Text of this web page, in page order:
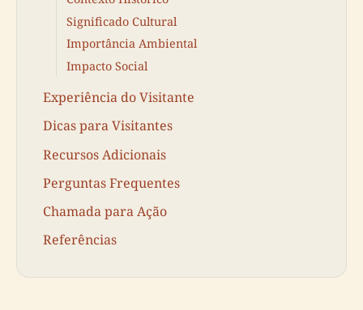
Significado Cultural
Importância Ambiental
Impacto Social
Experiência do Visitante
Dicas para Visitantes
Recursos Adicionais
Perguntas Frequentes
Chamada para Ação
Referências